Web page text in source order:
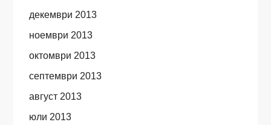
декември 2013
ноември 2013
октомври 2013
септември 2013
август 2013
юли 2013